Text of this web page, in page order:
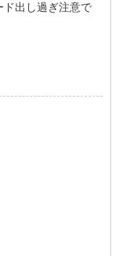
ド出し過ぎ注意で